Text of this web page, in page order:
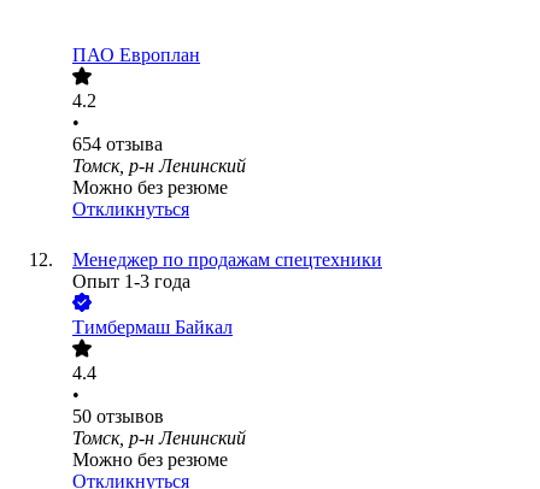
ПАО Европлан
4.2
•
654 отзыва
Томск, р-н Ленинский
Можно без резюме
Откликнуться
Менеджер по продажам спецтехники
Опыт 1-3 года
Тимбермаш Байкал
4.4
•
50 отзывов
Томск, р-н Ленинский
Можно без резюме
Откликнуться